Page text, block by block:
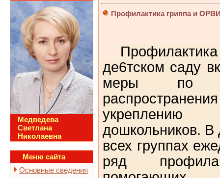
Медведева
Светлана
Николаевна
Меню сайта
Основные сведения
Профилактика гриппа и
де6тском саду
меры по
дошкольников. В
всех группах
ряд